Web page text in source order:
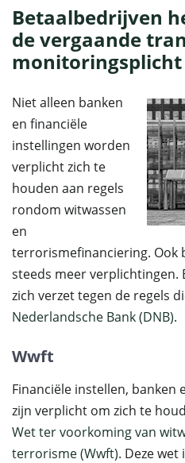
Betaalbedrijven
de vergaande
monitoringsplicht
Niet alleen banken
en financiële
instellingen worden
verplicht zich te
houden aan regels
rondom witwassen
en
terrorismefinanciering. Ook
steeds meer verplichtingen.
zich verzet tegen de regels
Nederlandsche Bank (DNB).
Wwft
Financiële instellen, banken
zijn verplicht om zich te
Wet ter voorkoming van
terrorisme (Wwft). Deze